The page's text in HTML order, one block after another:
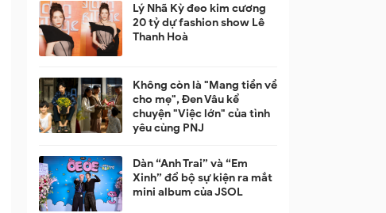
Lý Nhã Kỳ đeo kim cương
20 tỷ dự fashion show Lê
Thanh Hoà
Không còn là "Mang tiền về
cho mẹ", Đen Vâu kể
chuyện "Việc lớn" của tình
yêu cùng PNJ
Dàn “Anh Trai” và “Em
Xinh” đổ bộ sự kiện ra mắt
mini album của JSOL